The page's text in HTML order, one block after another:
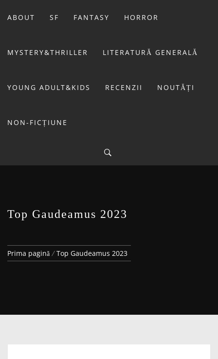
ABOUT SF FANTASY HORROR
MYSTERY&THRILLER LITERATURĂ GENERALĂ
YOUNG ADULT&KIDS RECENZII NOUTĂȚI
NON-FICȚIUNE
LIVIU
Top Gaudeamus 2023
Prima pagină Top Gaudeamus 2023